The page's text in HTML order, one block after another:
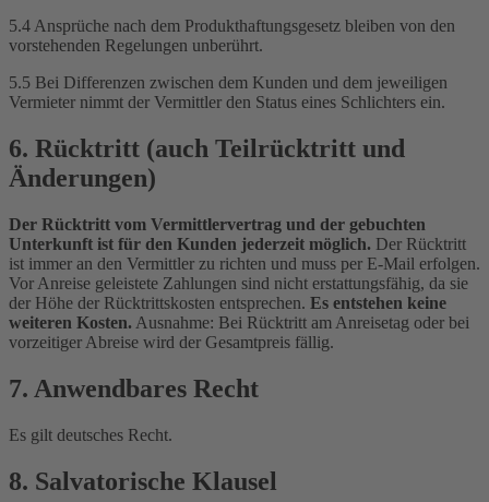
5.4 Ansprüche nach dem Produkthaftungsgesetz bleiben von den
vorstehenden Regelungen unberührt.
5.5 Bei Differenzen zwischen dem Kunden und dem jeweiligen
Vermieter nimmt der Vermittler den Status eines Schlichters ein.
6. Rücktritt (auch Teilrücktritt und
Änderungen)
Der Rücktritt vom Vermittlervertrag und der gebuchten
Unterkunft ist für den Kunden jederzeit möglich. Der Rücktritt
ist immer an den Vermittler zu richten und muss per E-Mail erfolgen.
Vor Anreise geleistete Zahlungen sind nicht erstattungsfähig, da sie
der Höhe der Rücktrittskosten entsprechen. Es entstehen keine
weiteren Kosten. Ausnahme: Bei Rücktritt am Anreisetag oder bei
vorzeitiger Abreise wird der Gesamtpreis fällig.
7. Anwendbares Recht
Es gilt deutsches Recht.
8. Salvatorische Klausel